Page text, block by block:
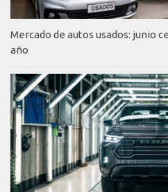
Mercado de autos usados: junio
año